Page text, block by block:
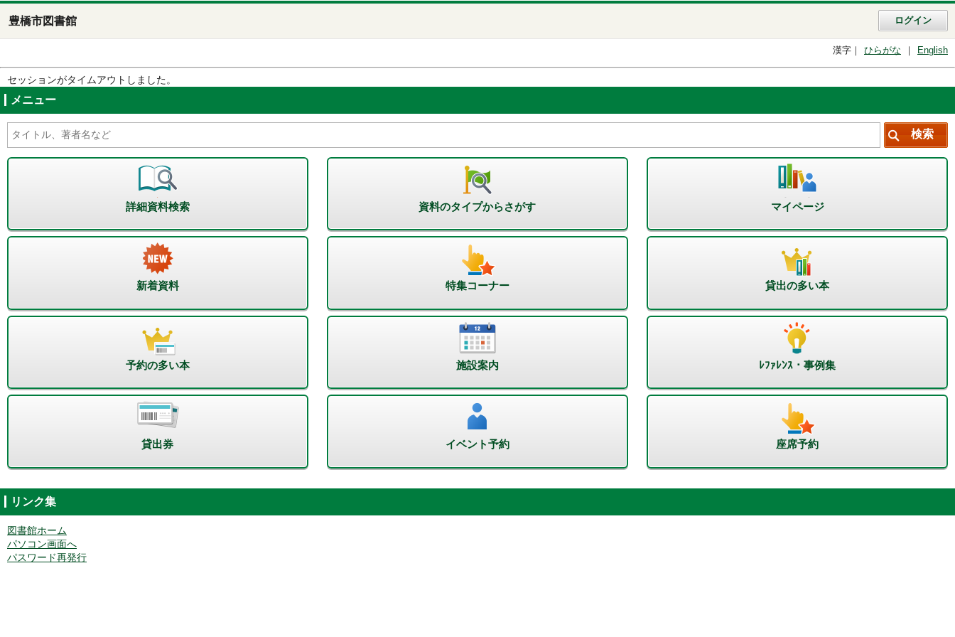
豊橋市図書館 ログイン
漢字 ひらがな English
セッションがタイムアウトしました。
メニュー
詳細資料検索 資料のタイプからさがす マイページ
新着資料 特集コーナー 貸出の多い本
予約の多い本 施設案内 ﾚﾌｧﾚﾝｽ・事例集
貸出券 イベント予約 座席予約
リンク集
図書館ホーム
パソコン画面へ
パスワード再発行